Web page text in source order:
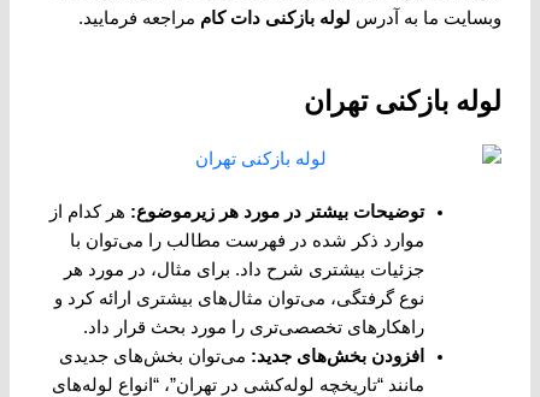
وبسایت ما به آدرس لوله بازکنی دات کام مراجعه فرمایید.
لوله بازکنی تهران
توضیحات بیشتر در مورد هر زیرموضوع: هر کدام از
موارد ذکر شده در فهرست مطالب را می‌توان با
جزئیات بیشتری شرح داد. برای مثال، در مورد هر
نوع گرفتگی، می‌توان مثال‌های بیشتری ارائه کرد و
راهکارهای تخصصی‌تری را مورد بحث قرار داد.
افزودن بخش‌های جدید: می‌توان بخش‌های جدیدی
مانند “تاریخچه لوله‌کشی در تهران”، “انواع لوله‌های